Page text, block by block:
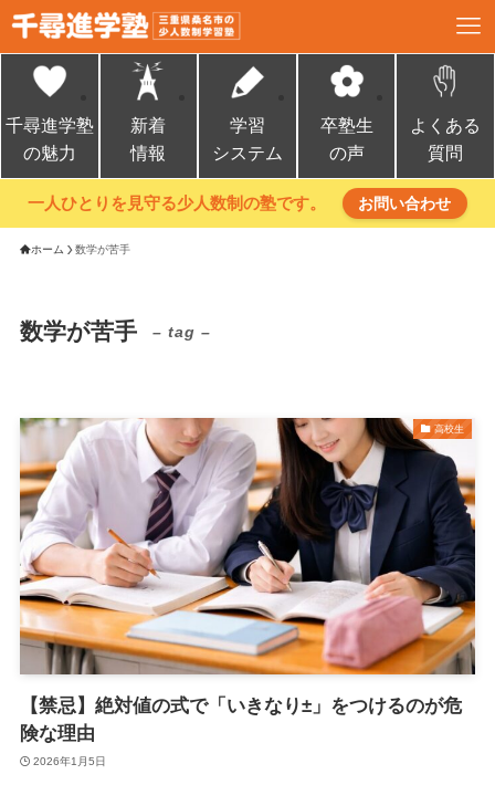
千尋進学塾
の魅力
新着
情報
学習
システム
卒塾生
の声
よくある
質問
一人ひとりを見守る少人数制の塾です。 お問い合わせ
ホーム 数学が苦手
数学が苦手 – tag –
高校生
【禁忌】絶対値の式で「いきなり±」をつけるのが危
険な理由
2026年1月5日